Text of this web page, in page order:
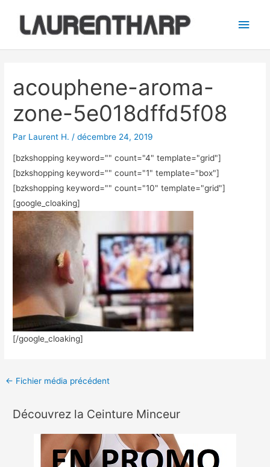
contenu
acouphene-aroma-
zone-5e018dffd5f08
Par Laurent H. /décembre 24, 2019
[bzkshopping keyword="" count="4" template="grid"]
[bzkshopping keyword="" count="1" template="box"]
[bzkshopping keyword="" count="10" template="grid"]
[google_cloaking]
[/google_cloaking]
articles
← Fichier média précédent
Découvrez la Ceinture Minceur